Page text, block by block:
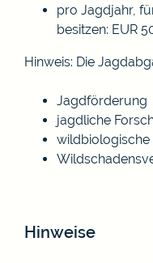
pro Jagdjahr,
besitzen: EUR
Hinweis: Die
Jagdförderung
jagdliche
wildbiologische
Hinweise